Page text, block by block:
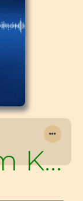
Zikiri Kassim Koné